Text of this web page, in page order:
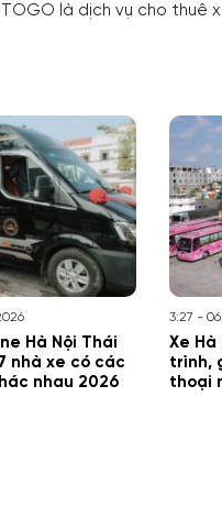
là dịch vụ cho thuê
Hà Nội Thái
nhà xe có các
nhau 2026
3:27 -
Xe Hà
trình,
thoại